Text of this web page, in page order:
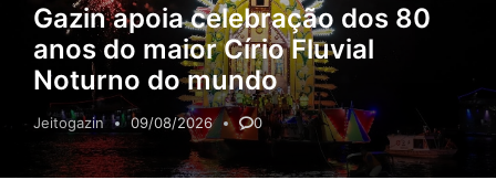
Gazin apoia celebração dos 80
anos do maior Círio Fluvial
Noturno do mundo
Jeitogazin 09/08/2026 0